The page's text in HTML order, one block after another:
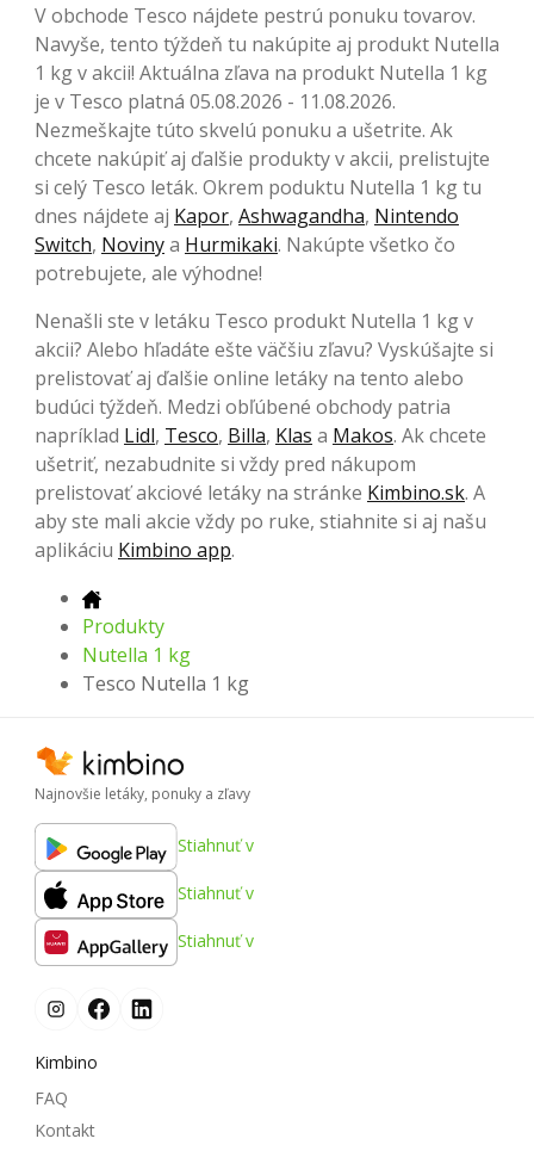
V obchode Tesco nájdete pestrú ponuku tovarov.
Navyše, tento týždeň tu nakúpite aj produkt Nutella
1 kg v akcii! Aktuálna zľava na produkt Nutella 1 kg
je v Tesco platná 05.08.2026 - 11.08.2026.
Nezmeškajte túto skvelú ponuku a ušetrite. Ak
chcete nakúpiť aj ďalšie produkty v akcii, prelistujte
si celý Tesco leták. Okrem poduktu Nutella 1 kg tu
dnes nájdete aj Kapor, Ashwagandha, Nintendo
Switch, Novinya Hurmikaki. Nakúpte všetko čo
potrebujete, ale výhodne!
Nenašli ste v letáku Tesco produkt Nutella 1 kg v
akcii? Alebo hľadáte ešte väčšiu zľavu? Vyskúšajte si
prelistovať aj ďalšie online letáky na tento alebo
budúci týždeň. Medzi obľúbené obchody patria
napríklad Lidl, Tesco, Billa, Klas a Makos. Ak chcete
ušetriť, nezabudnite si vždy pred nákupom
prelistovať akciové letáky na stránke Kimbino.sk. A
aby ste mali akcie vždy po ruke, stiahnite si aj našu
aplikáciu Kimbino app.
Produkty
Nutella 1 kg
Tesco Nutella 1 kg
Najnovšie letáky, ponuky a zľavy
Stiahnuť v
Stiahnuť v
Stiahnuť v
Kimbino
FAQ
Kontakt